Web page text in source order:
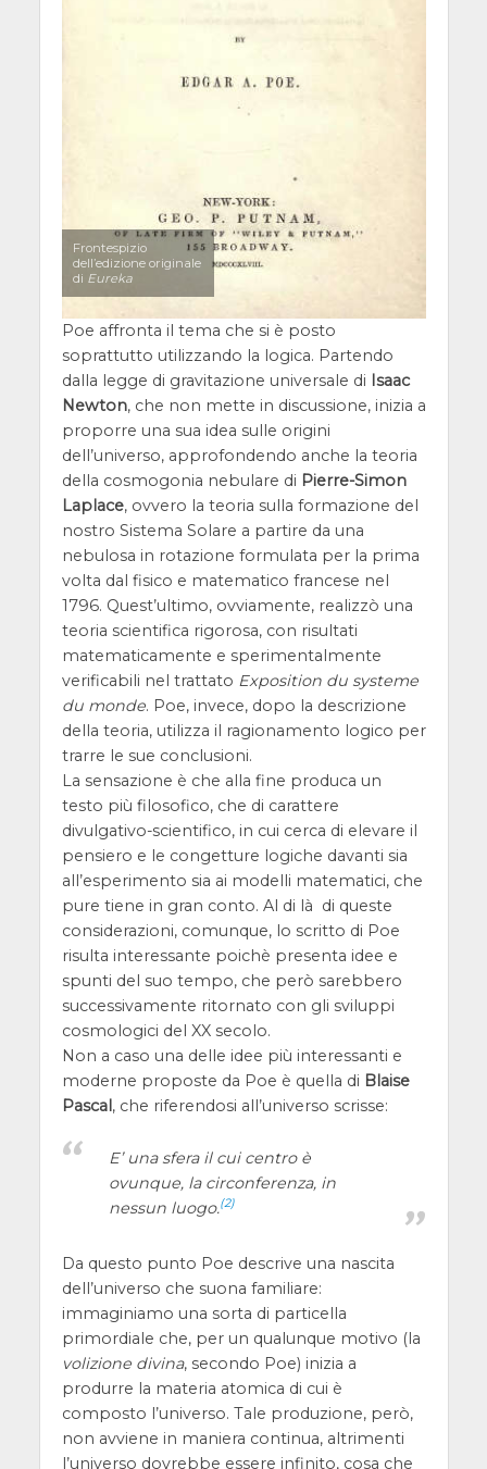
Frontespizio
dell’edizione originale
di Eureka
Poe affronta il tema che si è posto
soprattutto utilizzando la logica. Partendo
dalla legge di gravitazione universale di Isaac
Newton, che non mette in discussione, inizia a
proporre una sua idea sulle origini
dell’universo, approfondendo anche la teoria
della cosmogonia nebulare di Pierre-Simon
Laplace, ovvero la teoria sulla formazione del
nostro Sistema Solare a partire da una
nebulosa in rotazione formulata per la prima
volta dal fisico e matematico francese nel
1796. Quest’ultimo, ovviamente, realizzò una
teoria scientifica rigorosa, con risultati
matematicamente e sperimentalmente
verificabili nel trattato Exposition du systeme
du monde. Poe, invece, dopo la descrizione
della teoria, utilizza il ragionamento logico per
trarre le sue conclusioni.
La sensazione è che alla fine produca un
testo più filosofico, che di carattere
divulgativo-scientifico, in cui cerca di elevare il
pensiero e le congetture logiche davanti sia
all’esperimento sia ai modelli matematici, che
pure tiene in gran conto. Al di là di queste
considerazioni, comunque, lo scritto di Poe
risulta interessante poichè presenta idee e
spunti del suo tempo, che però sarebbero
successivamente ritornato con gli sviluppi
cosmologici del XX secolo.
Non a caso una delle idee più interessanti e
moderne proposte da Poe è quella di Blaise
Pascal, che riferendosi all’universo scrisse:
E’ una sfera il cui centro è
ovunque, la circonferenza, in
nessun luogo.(2)
Da questo punto Poe descrive una nascita
dell’universo che suona familiare:
immaginiamo una sorta di particella
primordiale che, per un qualunque motivo (la
volizione divina, secondo Poe) inizia a
produrre la materia atomica di cui è
composto l’universo. Tale produzione, però,
non avviene in maniera continua, altrimenti
l’universo dovrebbe essere infinito, cosa che